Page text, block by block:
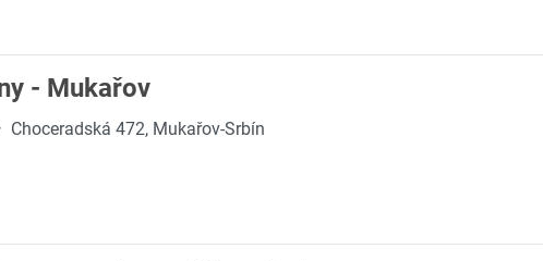
- Mukařov
· Choceradská 472, Mukařov-Srbín